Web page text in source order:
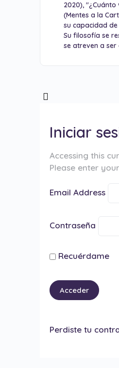
2020),
(Mentes a la
su capacidad
Su filosofía se
se atreven a ser
Iniciar
Accessing this
Please enter
Email Address
Contraseña
Recuérdame
Perdiste tu